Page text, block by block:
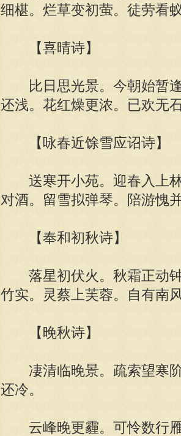
细椹。烂草变初萤。徒劳看
【喜晴诗】
比日思光景。今朝始暂逢
还浅。花红燥更浓。已欢无
【咏春近馀雪应诏诗】
送寒开小苑。迎春入上林
对酒。留雪拟弹琴。陪游愧
【奉和初秋诗】
落星初伏火。秋霜正动钟
竹实。灵蔡上芙蓉。自有南
【晚秋诗】
凄清临晚景。疏索望寒阶
还冷。
云峰晚更霾。可怜数行雁